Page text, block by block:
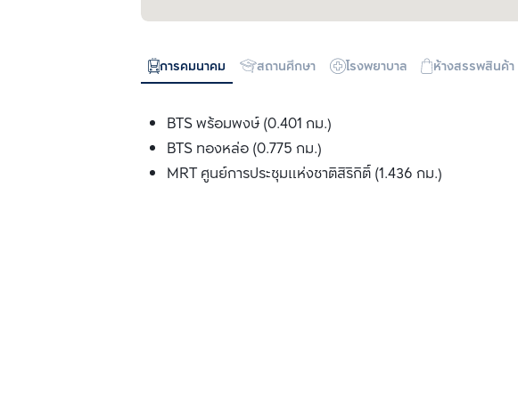
การคมนาคม สถานศึกษา โรงพยาบาล ห้างสรรพสินค้า
BTS พร้อมพงษ์ (0.401 กม.)
BTS ทองหล่อ (0.775 กม.)
MRT ศูนย์การประชุมแห่งชาติสิริกิติ์ (1.436 กม.)